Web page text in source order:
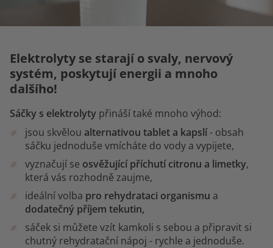
Elektrolyty se starají o svaly, nervový
systém, poskytují energii a mnoho
dalšího!
Sáčky s elektrolyty přináší také mnoho výhod:
jsou skvělou alternativou tablet a kapslí- obsah
sáčku jednoduše vmícháte do vody a vypijete,
vyznačují se osvěžující příchutí citronu a limetky,
která vás rozhodně zaujme,
ideální volba pro rehydrataci organismu a
dodatečný příjem tekutin,
sáček si můžete vzít kamkoli s sebou a připravit si
chutný rehydratační nápoj - rychle a jednoduše.